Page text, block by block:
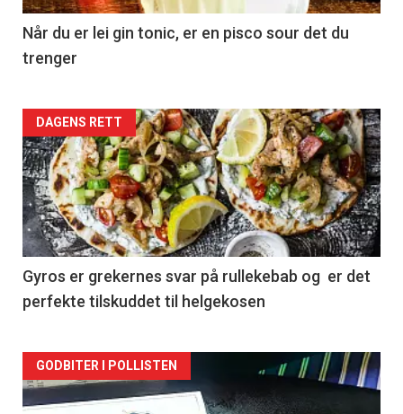
Når du er lei gin tonic, er en pisco sour det du
trenger
Forsiden
akkurat
nå
-
2
DAGENS RETT
Gyros er grekernes svar på rullekebab og er det
perfekte tilskuddet til helgekosen
Forsiden
GODBITER I POLLISTEN